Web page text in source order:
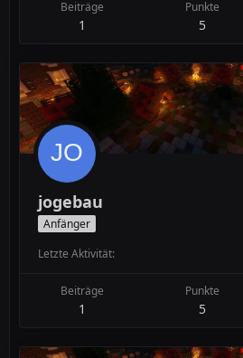
Beiträge
1
Punkte
5
jogebau
Anfänger
Letzte Aktivität
Beiträge
1
Punkte
5